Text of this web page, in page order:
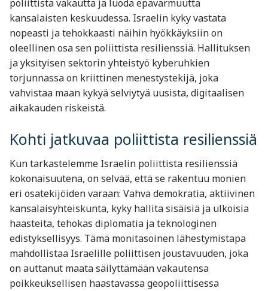
poliittista vakautta ja luoda epävarmuutta
kansalaisten keskuudessa. Israelin kyky vastata
nopeasti ja tehokkaasti näihin hyökkäyksiin on
oleellinen osa sen poliittista resilienssiä. Hallituksen
ja yksityisen sektorin yhteistyö kyberuhkien
torjunnassa on kriittinen menestystekijä, joka
vahvistaa maan kykyä selviytyä uusista, digitaalisen
aikakauden riskeistä.
Kohti jatkuvaa poliittista resilienssiä
Kun tarkastelemme Israelin poliittista resilienssiä
kokonaisuutena, on selvää, että se rakentuu monien
eri osatekijöiden varaan: Vahva demokratia, aktiivinen
kansalaisyhteiskunta, kyky hallita sisäisiä ja ulkoisia
haasteita, tehokas diplomatia ja teknologinen
edistyksellisyys. Tämä monitasoinen lähestymistapa
mahdollistaa Israelille poliittisen joustavuuden, joka
on auttanut maata säilyttämään vakautensa
poikkeuksellisen haastavassa geopoliittisessa